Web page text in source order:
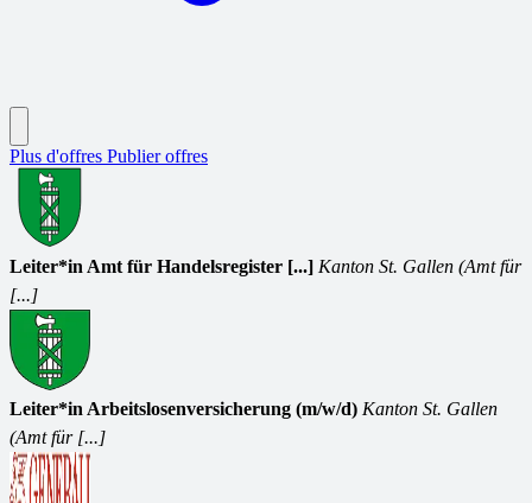
Plus d'offres Publier offres
Leiter*in Amt für Handelsregister [...] Kanton St. Gallen (Amt für
[...]
Leiter*in Arbeitslosenversicherung (m/w/d) Kanton St. Gallen
(Amt für [...]